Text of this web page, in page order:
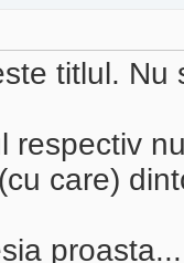
titlul.
respectiv
care)